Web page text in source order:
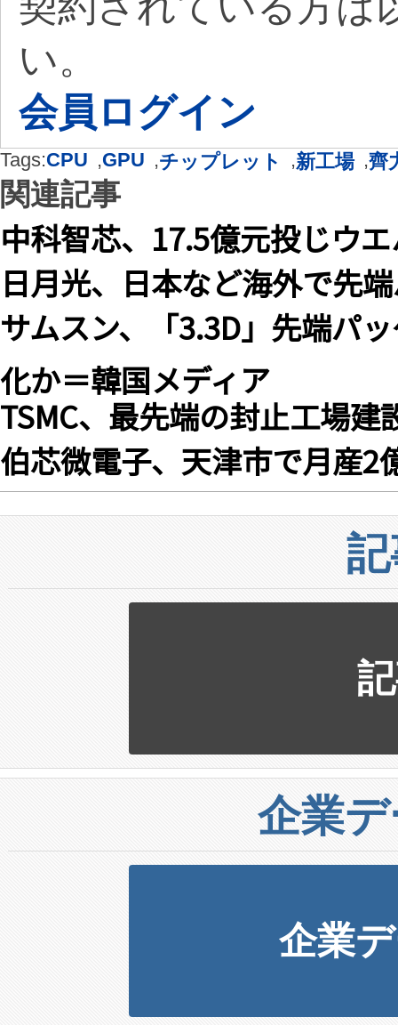
い。
会員ログイン
Tags:CPU ,GPU ,チップレット ,新工場 ,齊
関連記事
中科智芯、17.5億元投じウ
日月光、日本など海外で先
サムスン、「3.3D」先端パ
化か＝韓国メディア
TSMC、最先端の封止工場
伯芯微電子、天津市で月産2
企業
企業